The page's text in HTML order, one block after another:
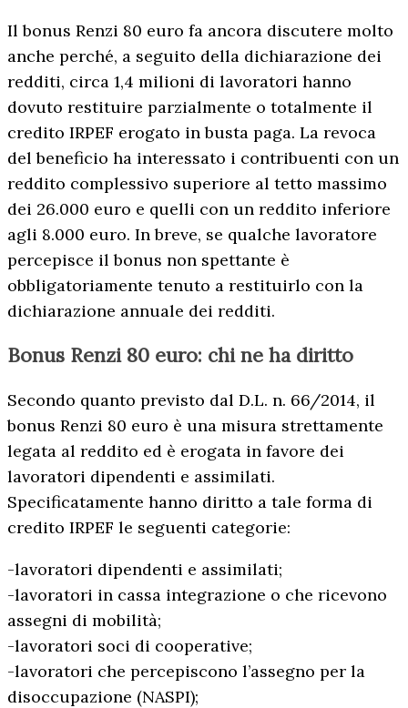
Il bonus Renzi 80 euro fa ancora discutere molto
anche perché, a seguito della dichiarazione dei
redditi, circa 1,4 milioni di lavoratori hanno
dovuto restituire parzialmente o totalmente il
credito IRPEF erogato in busta paga. La revoca
del beneficio ha interessato i contribuenti con un
reddito complessivo superiore al tetto massimo
dei 26.000 euro e quelli con un reddito inferiore
agli 8.000 euro. In breve, se qualche lavoratore
percepisce il bonus non spettante è
obbligatoriamente tenuto a restituirlo con la
dichiarazione annuale dei redditi.
Bonus Renzi 80 euro: chi ne ha diritto
Secondo quanto previsto dal D.L. n. 66/2014, il
bonus Renzi 80 euro è una misura strettamente
legata al reddito ed è erogata in favore dei
lavoratori dipendenti e assimilati.
Specificatamente hanno diritto a tale forma di
credito IRPEF le seguenti categorie:
-lavoratori dipendenti e assimilati;
-lavoratori in cassa integrazione o che ricevono
assegni di mobilità;
-lavoratori soci di cooperative;
-lavoratori che percepiscono l’assegno per la
disoccupazione (NASPI);